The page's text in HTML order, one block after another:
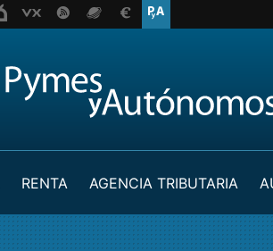
RENTA AGENCIA TRIBUTARIA